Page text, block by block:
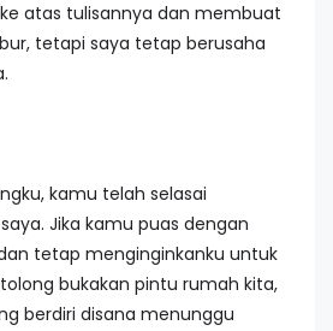
atas tulisannya dan membuat
tetapi saya tetap berusaha
kamu telah selasai
Jika kamu puas dengan
tetap menginginkanku untuk
bukakan pintu rumah kita,
berdiri disana menunggu